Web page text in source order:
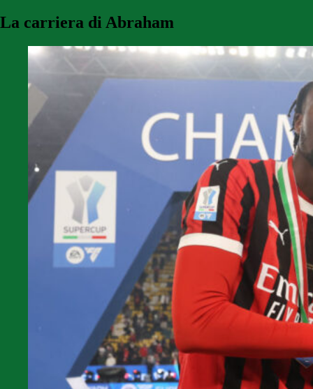
La carriera di Abraham